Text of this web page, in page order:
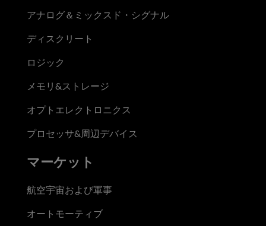
アナログ＆ミックスド・シグナル
ディスクリート
ロジック
メモリ&ストレージ
オプトエレクトロニクス
プロセッサ&周辺デバイス
マーケット
航空宇宙および軍事
オートモーティブ